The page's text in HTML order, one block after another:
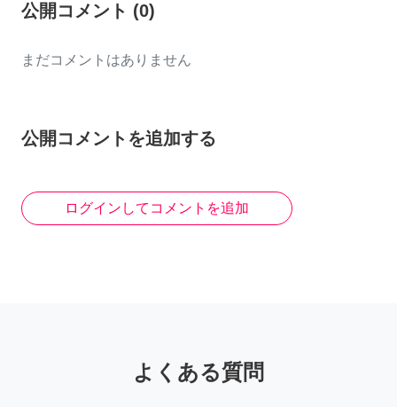
公開コメント (0)
まだコメントはありません
公開コメントを追加する
ログインしてコメントを追加
よくある質問